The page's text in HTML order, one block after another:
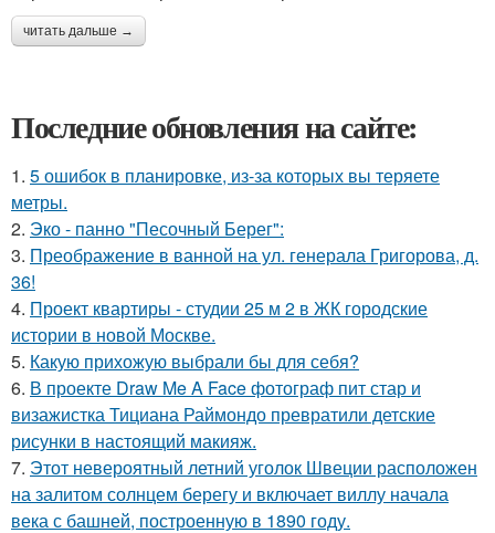
читать дальше →
Последние обновления на сайте:
1. 5 ошибок в планировке, из-за которых вы теряете
метры.
2. Эко - панно "Песочный Берег":
3. Преображение в ванной на ул. генерала Григорова, д.
36!
4. Проект квартиры - студии 25 м 2 в ЖК городские
истории в новой Москве.
5. Какую прихожую выбрали бы для себя?
6. В проекте Draw Me A Face фотограф пит стар и
визажистка Тициана Раймондо превратили детские
рисунки в настоящий макияж.
7. Этот невероятный летний уголок Швеции расположен
на залитом солнцем берегу и включает виллу начала
века с башней, построенную в 1890 году.